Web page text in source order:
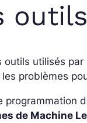
outils utilisés
problèmes
de Machine